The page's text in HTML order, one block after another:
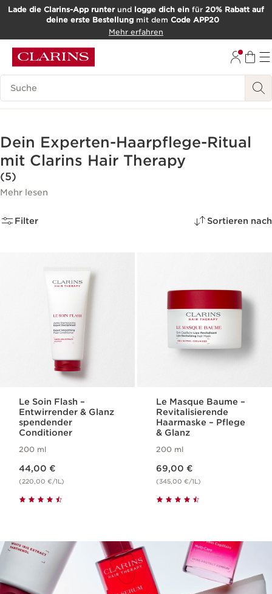
WEITER ZUM INHALT
Lade die Clarins-App runterund logge dich ein für 20% Rabatt auf
deine erste Bestellungmit dem Code APP20
Mehr erfahren
Such-Historie
Dein Experten-Haarpflege-Ritual
mit Clarins Hair Therapy
(5)
Mehr lesen
Filter Sortieren nach
Le Soin Flash –
Entwirrender & Glanz
spendender
Conditioner
200 ml
44,00 €
(220,00 €/1L)
Le Masque Baume –
Revitalisierende
Haarmaske – Pflege
& Glanz
200 ml
69,00 €
(345,00 €/1L)